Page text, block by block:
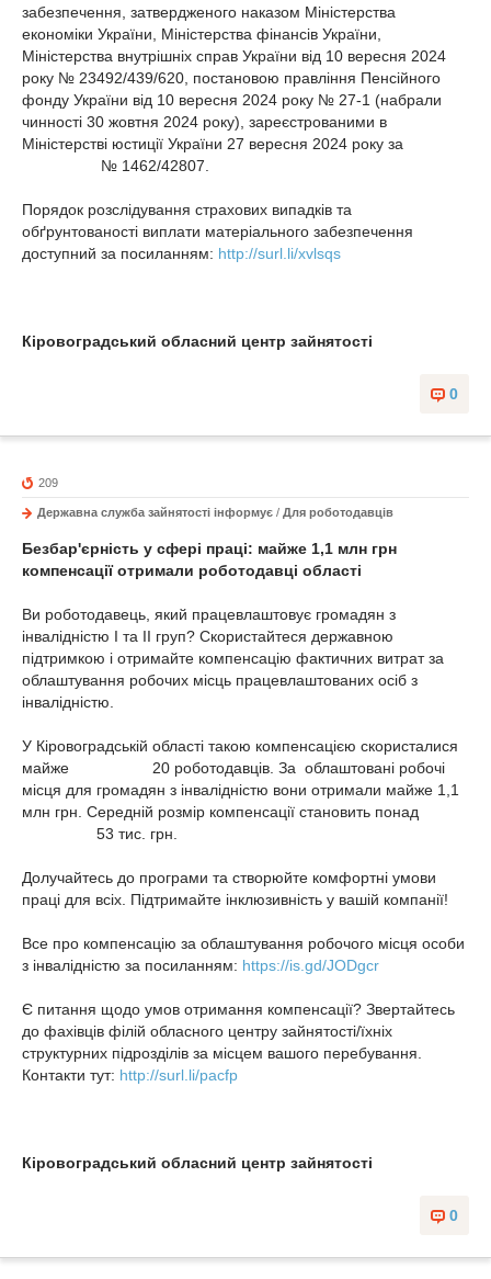
забезпечення, затвердженого наказом Міністерства
економіки України, Міністерства фінансів України,
Міністерства внутрішніх справ України від 10 вересня 2024
року № 23492/439/620, постановою правління Пенсійного
фонду України від 10 вересня 2024 року № 27-1 (набрали
чинності 30 жовтня 2024 року), зареєстрованими в
Міністерстві юстиції України 27 вересня 2024 року за
№ 1462/42807.
Порядок розслідування страхових випадків та
обґрунтованості виплати матеріального забезпечення
доступний за посиланням: http://surl.li/xvlsqs
Кіровоградський обласний центр зайнятості
0
209
Державна служба зайнятості інформує / Для роботодавців
Безбар'єрність у сфері праці: майже 1,1 млн грн
компенсації отримали роботодавці області
Ви роботодавець, який працевлаштовує громадян з
інвалідністю І та ІІ груп? Скористайтеся державною
підтримкою і отримайте компенсацію фактичних витрат за
облаштування робочих місць працевлаштованих осіб з
інвалідністю.
У Кіровоградській області такою компенсацією скористалися
майже 20 роботодавців. За облаштовані робочі
місця для громадян з інвалідністю вони отримали майже 1,1
млн грн. Середній розмір компенсації становить понад
53 тис. грн.
Долучайтесь до програми та створюйте комфортні умови
праці для всіх. Підтримайте інклюзивність у вашій компанії!
Все про компенсацію за облаштування робочого місця особи
з інвалідністю за посиланням: https://is.gd/JODgcr
Є питання щодо умов отримання компенсації? Звертайтесь
до фахівців філій обласного центру зайнятості/їхніх
структурних підрозділів за місцем вашого перебування.
Контакти тут: http://surl.li/pacfp
Кіровоградський обласний центр зайнятості
0